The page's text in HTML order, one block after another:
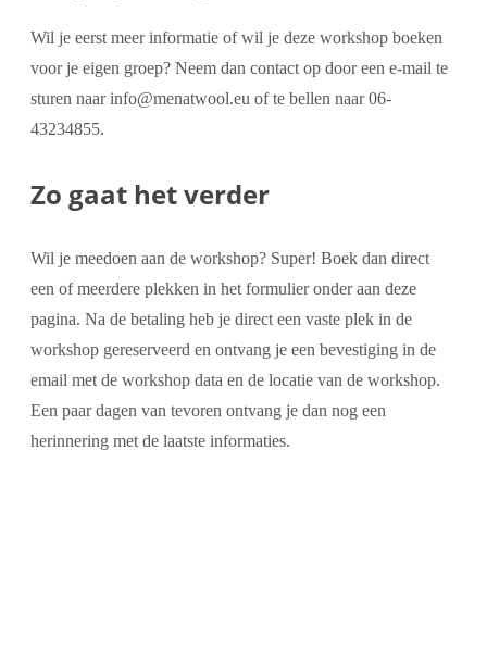
Wil je eerst meer informatie of wil je deze workshop boeken
voor je eigen groep? Neem dan contact op door een e-mail te
sturen naar info@menatwool.eu of te bellen naar 06-
43234855.
Zo gaat het verder
Wil je meedoen aan de workshop? Super! Boek dan direct
een of meerdere plekken in het formulier onder aan deze
pagina. Na de betaling heb je direct een vaste plek in de
workshop gereserveerd en ontvang je een bevestiging in de
email met de workshop data en de locatie van de workshop.
Een paar dagen van tevoren ontvang je dan nog een
herinnering met de laatste informaties.